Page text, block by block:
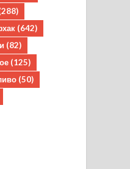
(642)
(82)
(125)
(50)